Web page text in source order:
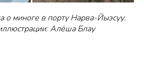
о миноге в порту Нарва-Йыэсуу.
Алёша Блау